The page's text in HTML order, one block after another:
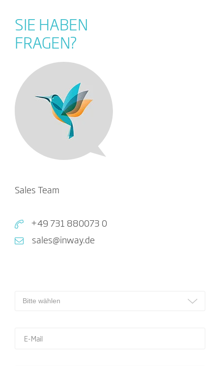
SIE HABEN
FRAGEN?
Sales Team
+49 731 880073 0
sales@inway.de